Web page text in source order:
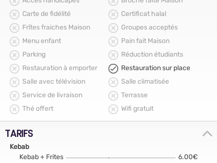
Carte de fidélité
Certificat halal
Frîtes fraiches Maison
Groupes acceptés
Menu enfant
Pain fait Maison
Parking
Réduction étudiants
Restauration à emporter
Restauration sur place
Salle avec télévision
Salle climatisée
Service de livraison
Terrasse
Thé offert
Wifi gratuit
TARIFS
Kebab
Kebab + Frites
6.00€